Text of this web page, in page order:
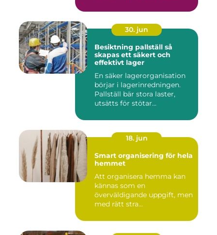
30. jun
Besiktning pallställ så
skapas ett säkert och
effektivt lager
En säker lagerorganisation
börjar i lagerinredningen.
Pallställ bär stora laster,
utsätts för stötar...
18. jun
Smart organisering för hela
hemmet
Att organisera hemma kan
kännas som en
överväldigande uppgift, men
med rätt stra...